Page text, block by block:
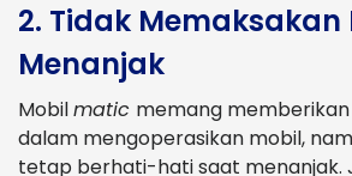
2. Tidak
Menanjak
Mobilmatic memang
dalam mengoperasikan mobil,
tetap berhati-hati saat menanjak.